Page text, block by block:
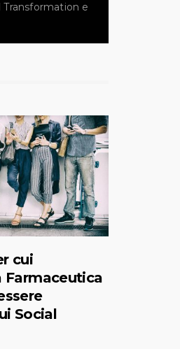
e
cui
Farmaceutica
Social